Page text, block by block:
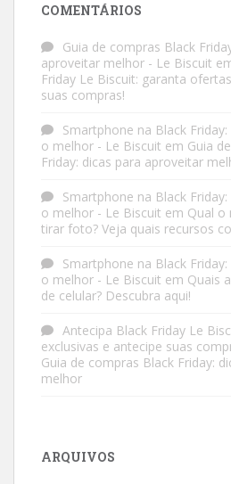
COMENTÁRIOS
Guia de compras Black
aproveitar melhor - Le Biscuit
Friday Le Biscuit: garanta
suas compras!
Smartphone na Black
o melhor - Le Biscuit em Guia
Friday: dicas para aproveitar
Smartphone na Black
o melhor - Le Biscuit em Qual o
tirar foto? Veja quais recursos
Smartphone na Black
o melhor - Le Biscuit em Quais
de celular? Descubra aqui!
Antecipa Black Friday Le
exclusivas e antecipe suas
Guia de compras Black Friday:
melhor
ARQUIVOS